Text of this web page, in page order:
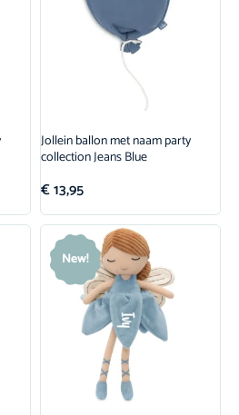
Jollein ballon met naam party
collection Jeans Blue
€13,95
New!